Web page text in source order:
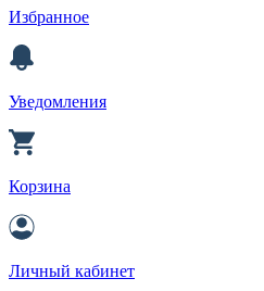
Избранное
Уведомления
Корзина
Личный кабинет